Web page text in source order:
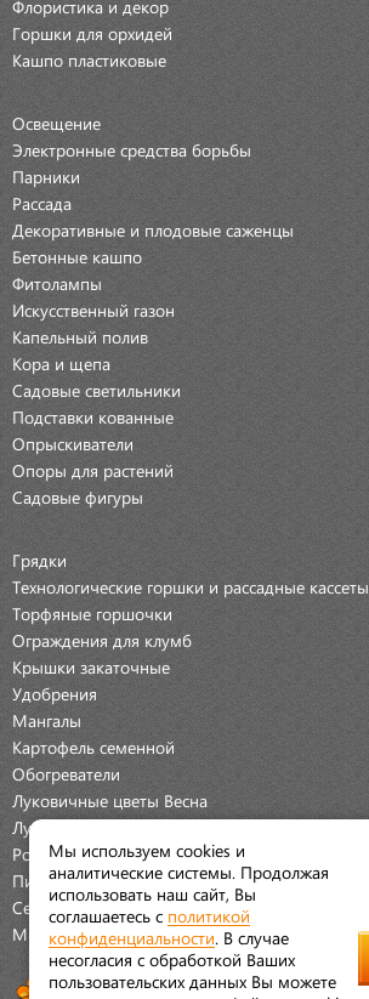
Флористика и декор
Горшки для орхидей
Кашпо пластиковые
Освещение
Электронные средства борьбы
Парники
Рассада
Декоративные и плодовые саженцы
Бетонные кашпо
Фитолампы
Искусственный газон
Капельный полив
Кора и щепа
Садовые светильники
Подставки кованные
Опрыскиватели
Опоры для растений
Садовые фигуры
Грядки
Технологические горшки и рассадные кассеты
Торфяные горшочки
Ограждения для клумб
Крышки закаточные
Удобрения
Мангалы
Картофель семенной
Обогреватели
Луковичные цветы Весна
Луковичные цветы Осень
Розы
Пионы
Семена Овощей
Мраморная крошка
Мы используем cookies и
аналитические системы. Продолжая
использовать наш сайт, Вы
соглашаетесь с политикой
конфиденциальности . В случае
несогласия с обработкой Ваших
пользовательских данных Вы можете